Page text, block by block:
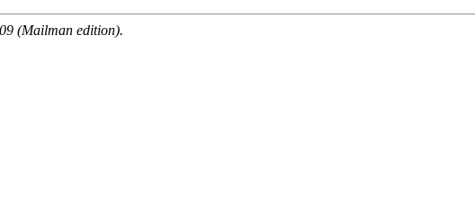
(Mailman edition).